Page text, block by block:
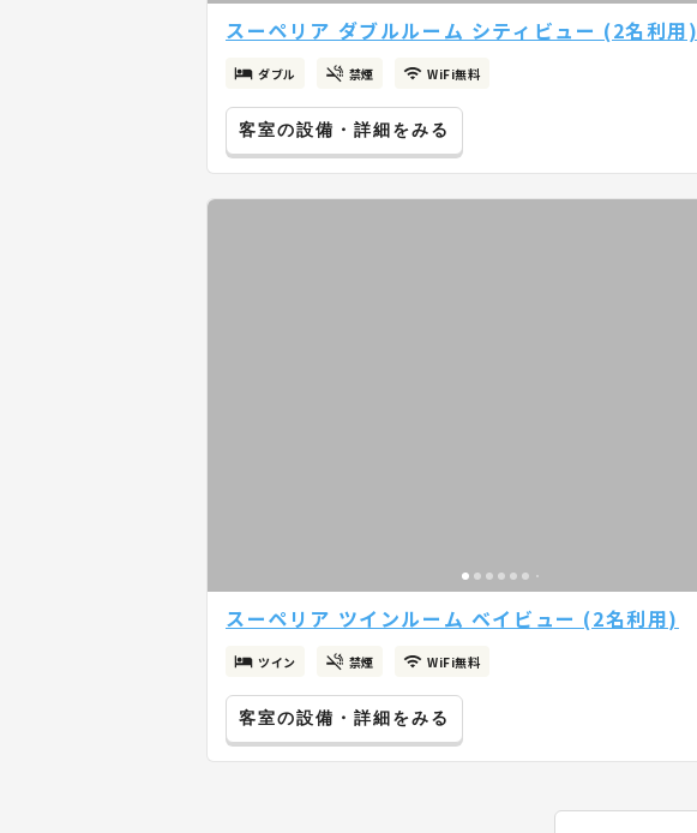
スーペリア ダブルルーム シティビュー (2名利用)
ダブル 禁煙 WiFi無料
客室の設備・詳細をみる
スーペリア ツインルーム ベイビュー (2名利用)
ツイン 禁煙 WiFi無料
客室の設備・詳細をみる